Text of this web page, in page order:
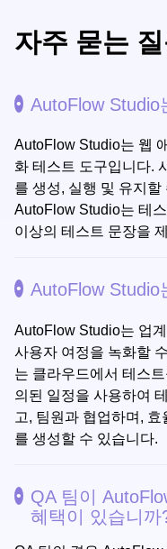
자주 묻는
AutoFlow Studio
AutoFlow Studio는 웹
화 테스트 도구입니다.
를 생성, 실행 및 유지할
AutoFlow Studio는 테
이상의 테스트 문장을
AutoFlow
AutoFlow Studio는 업
사용자 여정을 녹화할
는 클라우드에서 테스
의된 일정을 사용하여
고, 팀원과 협업하며,
를 생성할 수 있습니다.
QA 팀이
혜택이 있습니까